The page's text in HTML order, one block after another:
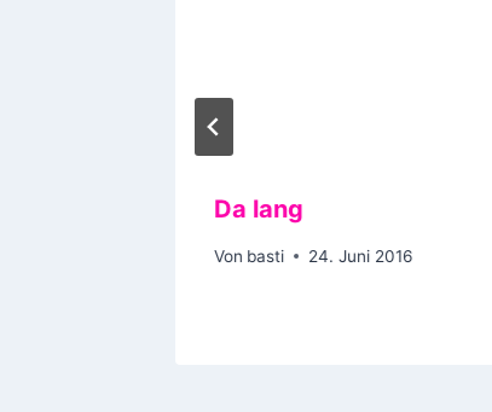
Da lang
Von basti 24. Juni 2016